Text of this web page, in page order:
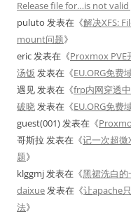
Release file for…is not
puluto 发表在《解决XFS:
mount问题》
eric发表在《Proxmox PVE
汤饭 发表在《EU.ORG免费
遇见发表在《frp内网穿透
破晓发表在《EU.ORG免费
guest(001)发表在《
哥斯拉 发表在《记一次超微
题》
klggmj发表在《黑裙洗白的
daixue发表在《让apache
法》